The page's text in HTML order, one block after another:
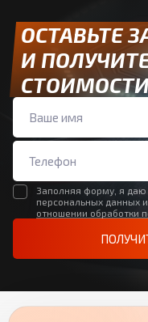
ОСТАВЬТЕ
И
Заполняя форму, я даю
персональных данных
отношении обработки